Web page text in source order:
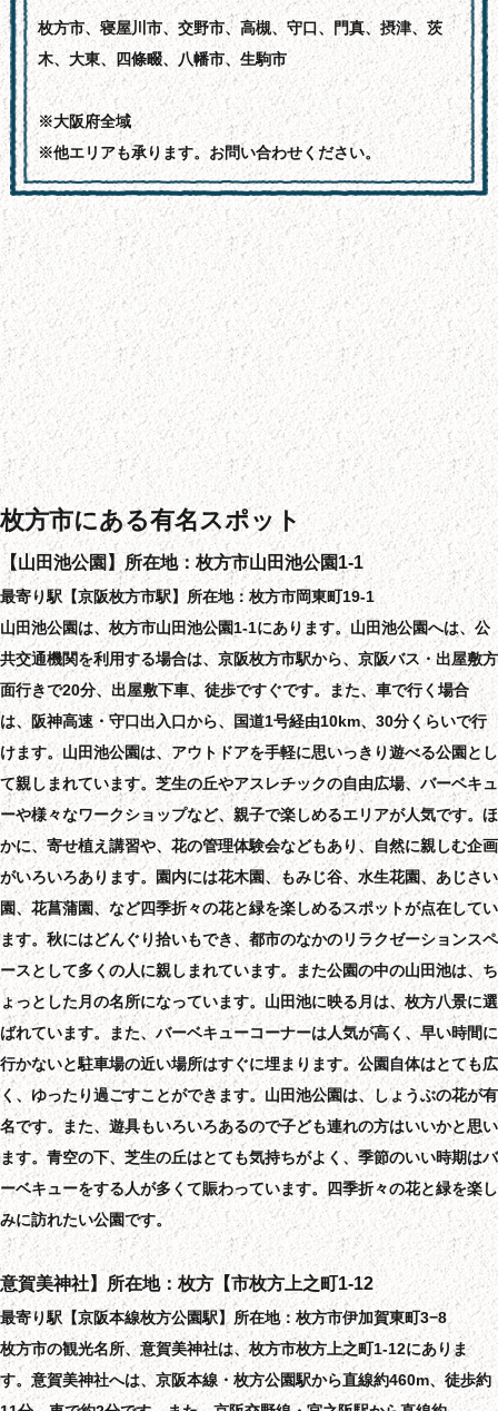
枚方市、寝屋川市、交野市、高槻、守口、門真、摂津、茨
木、大東、四條畷、八幡市、生駒市
※大阪府全域
※他エリアも承ります。お問い合わせください。
枚方市にある有名スポット
【山田池公園】所在地：枚方市山田池公園1-1
最寄り駅【京阪枚方市駅】所在地：枚方市岡東町19-1
山田池公園は、枚方市山田池公園1-1にあります。山田池公園へは、公
共交通機関を利用する場合は、京阪枚方市駅から、京阪バス・出屋敷方
面行きで20分、出屋敷下車、徒歩ですぐです。また、車で行く場合
は、阪神高速・守口出入口から、国道1号経由10km、30分くらいで行
けます。山田池公園は、アウトドアを手軽に思いっきり遊べる公園とし
て親しまれています。芝生の丘やアスレチックの自由広場、バーベキュ
ーや様々なワークショップなど、親子で楽しめるエリアが人気です。ほ
かに、寄せ植え講習や、花の管理体験会などもあり、自然に親しむ企画
がいろいろあります。園内には花木園、もみじ谷、水生花園、あじさい
園、花菖蒲園、など四季折々の花と緑を楽しめるスポットが点在してい
ます。秋にはどんぐり拾いもでき、都市のなかのリラクゼーションスペ
ースとして多くの人に親しまれています。また公園の中の山田池は、ち
ょっとした月の名所になっています。山田池に映る月は、枚方八景に選
ばれています。また、バーベキューコーナーは人気が高く、早い時間に
行かないと駐車場の近い場所はすぐに埋まります。公園自体はとても広
く、ゆったり過ごすことができます。山田池公園は、しょうぶの花が有
名です。また、遊具もいろいろあるので子ども連れの方はいいかと思い
ます。青空の下、芝生の丘はとても気持ちがよく、季節のいい時期はバ
ーベキューをする人が多くて賑わっています。四季折々の花と緑を楽し
みに訪れたい公園です。
意賀美神社】所在地：枚方【市枚方上之町1-12
最寄り駅【京阪本線枚方公園駅】所在地：枚方市伊加賀東町3−8
枚方市の観光名所、意賀美神社は、枚方市枚方上之町1-12にありま
す。意賀美神社へは、京阪本線・枚方公園駅から直線約460m、徒歩約